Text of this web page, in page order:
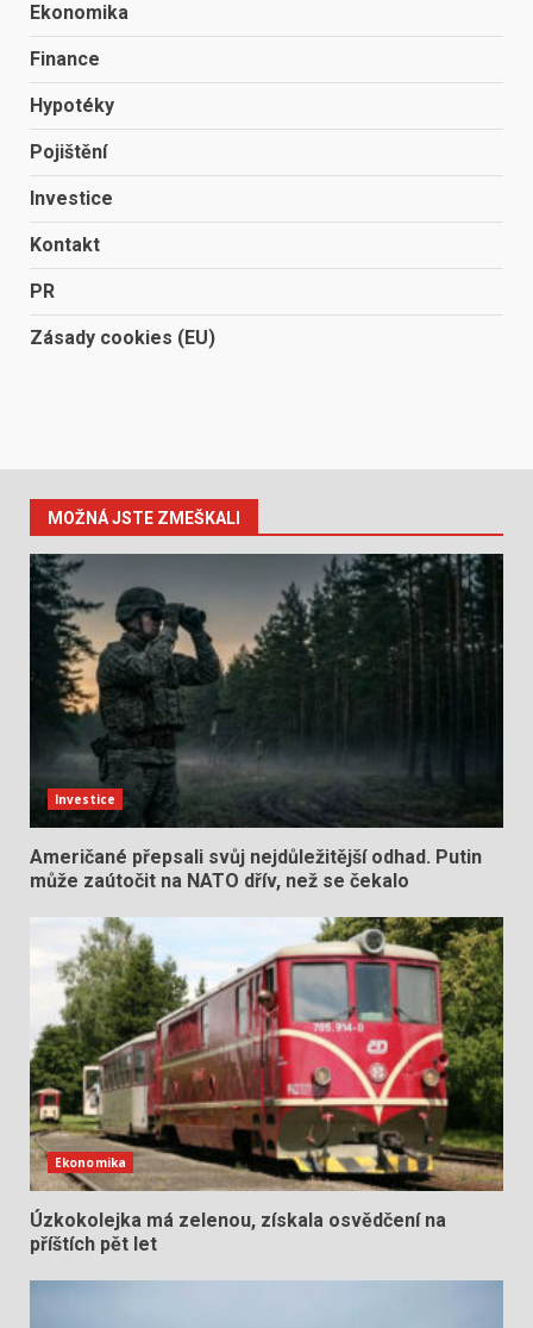
Ekonomika
Finance
Hypotéky
Pojištění
Investice
Kontakt
PR
Zásady cookies (EU)
MOŽNÁ JSTE ZMEŠKALI
Investice
Američané přepsali svůj nejdůležitější odhad. Putin
může zaútočit na NATO dřív, než se čekalo
Ekonomika
Úzkokolejka má zelenou, získala osvědčení na
příštích pět let